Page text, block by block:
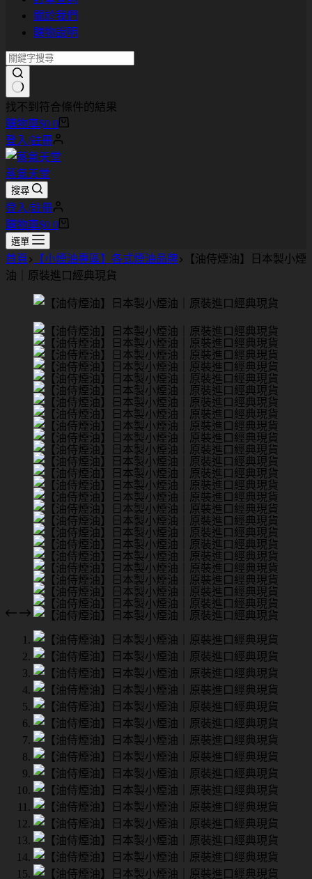
關於我們
購物說明
找不到符合條件的結果
購物車$0 0
登入/註冊
蒸氣天堂
搜尋
登入/註冊
購物車$0 0
選單
首頁 【小煙油專區】各式煙油品牌
【油侍煙油】日本製小煙
油｜原裝進口經典現貨